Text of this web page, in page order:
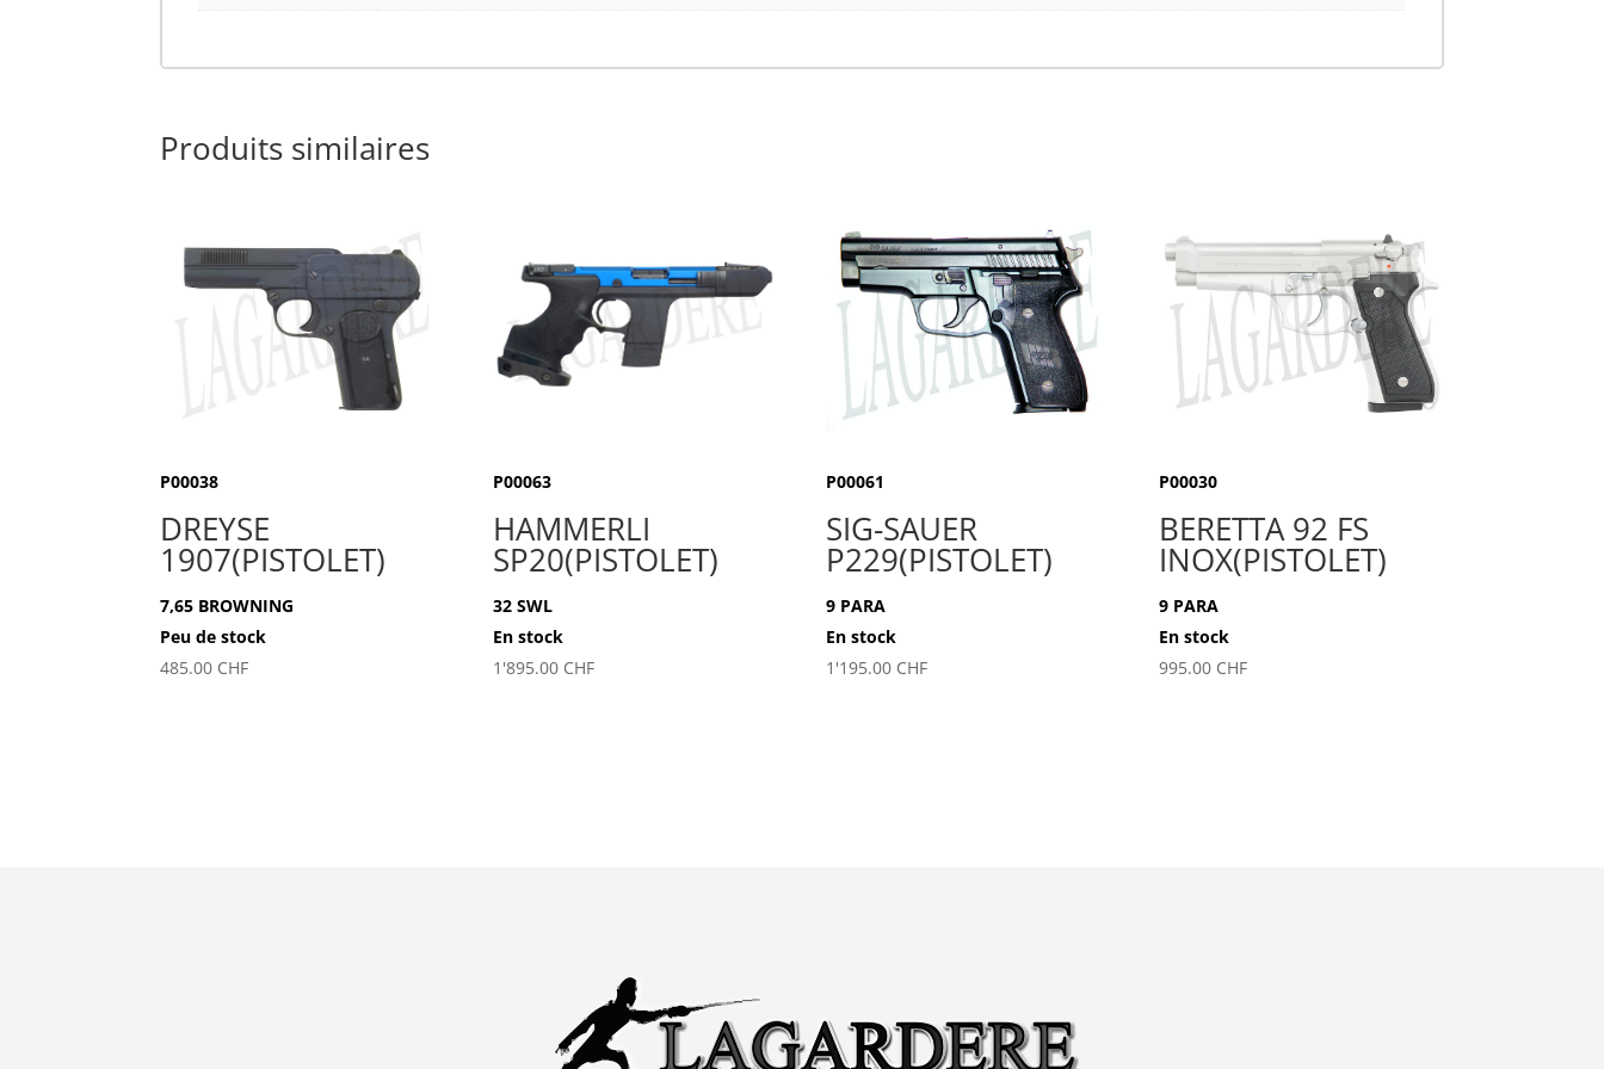
Produits similaires
P00038
DREYSE
1907(PISTOLET)
7,65 BROWNING
Peu de stock
485.00 CHF
P00063
HAMMERLI
SP20(PISTOLET)
32 SWL
En stock
1'895.00 CHF
P00061
SIG-SAUER
P229(PISTOLET)
9 PARA
En stock
1'195.00 CHF
P00030
BERETTA 92 FS
INOX(PISTOLET)
9 PARA
En stock
995.00 CHF